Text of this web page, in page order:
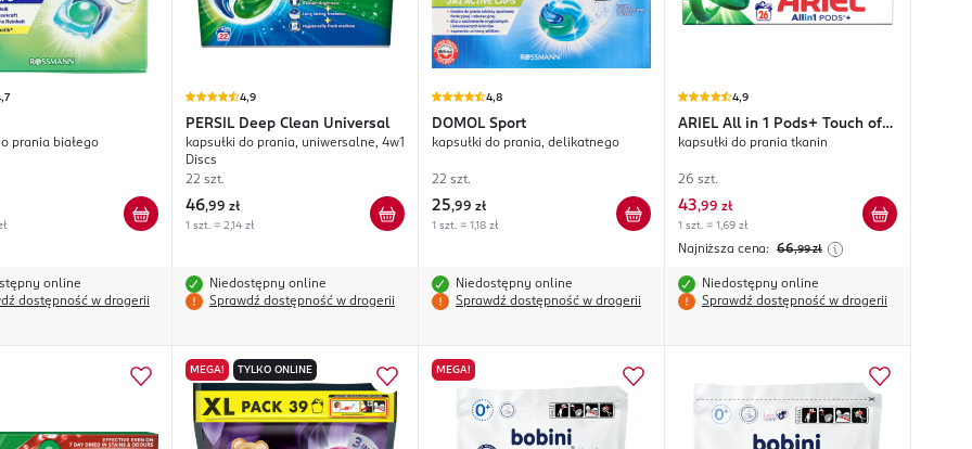
prania białego
online
dostępność w drogerii
4,9
PERSIL Deep Clean Universal
kapsułki do prania, uniwersalne, 4w1
Discs
22 szt.
46,99 zł
1 szt. = 2,14 zł
Niedostępny online
Sprawdź dostępność w drogerii
4,8
DOMOL Sport
kapsułki do prania, delikatnego
22 szt.
25,99 zł
1 szt. = 1,18 zł
Niedostępny online
Sprawdź dostępność w drogerii
4,9
ARIEL All in 1 Pods+ Touch of
Lenor Fresh Air
kapsułki do prania tkanin
26 szt.
43,99 zł
1 szt. = 1,69 zł
Najniższa cena: 66,99 zł
Niedostępny online
Sprawdź dostępność w drogerii
MEGA! TYLKO ONLINE MEGA!